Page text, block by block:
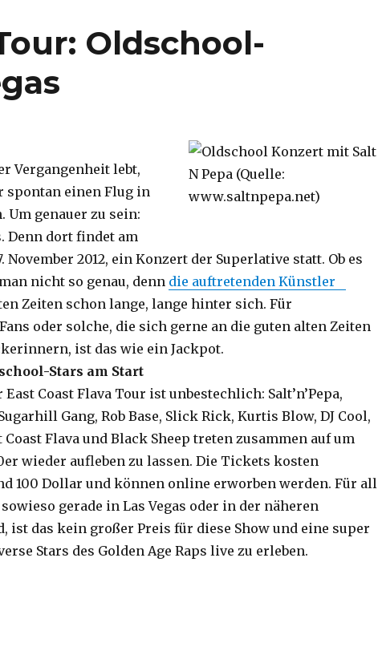
Oldschool-
Vergangenheit lebt,
spontan einen Flug in
Um genauer zu sein:
Denn dort findet am
November 2012, ein Konzert der Superlative statt. Ob es
nicht so genau, denn die auftretenden Künstler
Zeiten schon lange, lange hinter sich. Für
oder solche, die sich gerne an die guten alten Zeiten
ist das wie ein Jackpot.
Stars am Start
Coast Flava Tour ist unbestechlich: Salt’n’Pepa,
Gang, Rob Base, Slick Rick, Kurtis Blow, DJ Cool,
Coast Flava und Black Sheep treten zusammen auf um
wieder aufleben zu lassen. Die Tickets kosten
100 Dollar und können online erworben werden. Für all
gerade in Las Vegas oder in der näheren
ist das kein großer Preis für diese Show und eine super
Stars des Golden Age Raps live zu erleben.